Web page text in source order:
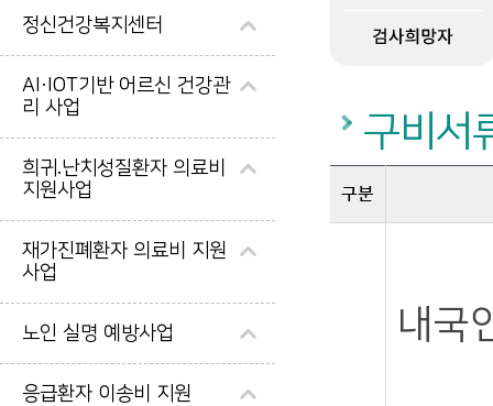
정신건강복지센터
AI·IOT기반 어르신 건강관
리 사업
희귀.난치성질환자 의료비
지원사업
재가진폐환자 의료비 지원
사업
노인 실명 예방사업
응급환자 이송비 지원
구비서
구분
내국